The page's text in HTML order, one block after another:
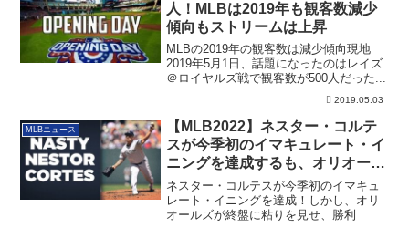
人！MLBは2019年も観客数減少
傾向もストリームは上昇
MLBの2019年の観客数は減少傾向現地
2019年5月1日、話題になったのはレイズ
＠ロイヤルズ戦で観客数が500人だった...
2019.05.03
MLBニュース
【MLB2022】ネスター・コルテ
スが今季初のイマキュレート・イ
ニングを達成するも、オリオール
ズが終盤に粘り勝ち
ネスター・コルテスが今季初のイマキュ
レート・イニングを達成！しかし、オリ
オールズが終盤に粘りを見せ、勝利